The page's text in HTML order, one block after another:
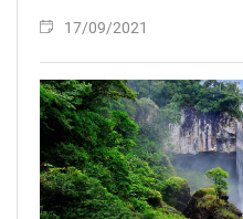
17/09/2021